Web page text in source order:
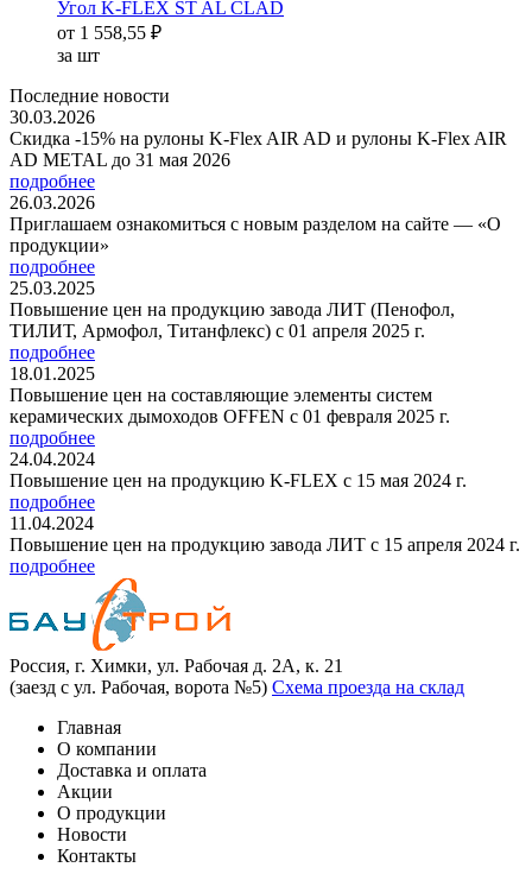
Угол K-FLEX ST AL CLAD
от 1 558,55 ₽
за шт
Последние новости
30.03.2026
Скидка -15% на рулоны K-Flex AIR AD и рулоны K-Flex AIR
AD METAL до 31 мая 2026
подробнее
26.03.2026
Приглашаем ознакомиться с новым разделом на сайте — «О
продукции»
подробнее
25.03.2025
Повышение цен на продукцию завода ЛИТ (Пенофол,
ТИЛИТ, Армофол, Титанфлекс) с 01 апреля 2025 г.
подробнее
18.01.2025
Повышение цен на составляющие элементы систем
керамических дымоходов OFFEN с 01 февраля 2025 г.
подробнее
24.04.2024
Повышение цен на продукцию K-FLEX с 15 мая 2024 г.
подробнее
11.04.2024
Повышение цен на продукцию завода ЛИТ с 15 апреля 2024 г.
подробнее
Россия, г. Химки, ул. Рабочая д. 2А, к. 21
(заезд с ул. Рабочая, ворота №5) Схема проезда на склад
Главная
О компании
Доставка и оплата
Акции
О продукции
Новости
Контакты